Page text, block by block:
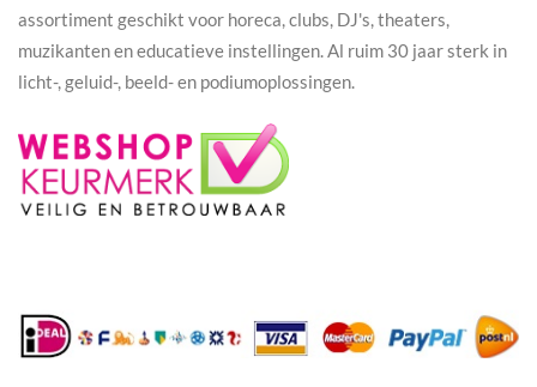
assortiment geschikt voor horeca, clubs, DJ's, theaters,
muzikanten en educatieve instellingen. Al ruim 30 jaar sterk in
licht-, geluid-, beeld- en podiumoplossingen.